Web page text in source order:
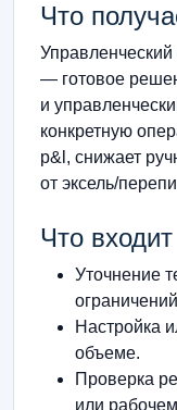
Что
— готовое
и
конкретную
p&l, снижает
от эксель/
Что входит
Уточнение
Настройка
объеме.
Проверка
или